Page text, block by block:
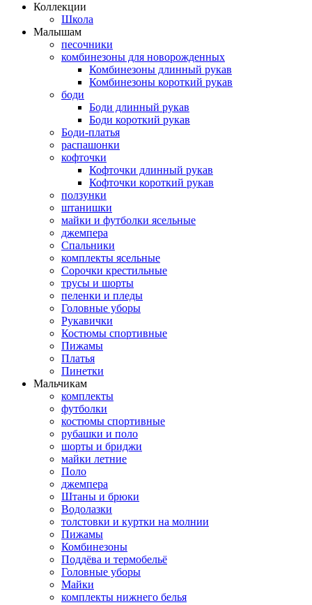
Коллекции
Школа
Малышам
песочники
комбинезоны для новорожденных
Комбинезоны длинный рукав
Комбинезоны короткий рукав
боди
Боди длинный рукав
Боди короткий рукав
Боди-платья
распашонки
кофточки
Кофточки длинный рукав
Кофточки короткий рукав
ползунки
штанишки
майки и футболки ясельные
джемпера
Спальники
комплекты ясельные
Сорочки крестильные
трусы и шорты
пеленки и пледы
Головные уборы
Рукавички
Костюмы спортивные
Пижамы
Платья
Пинетки
Мальчикам
комплекты
футболки
костюмы спортивные
рубашки и поло
шорты и бриджи
майки летние
Поло
джемпера
Штаны и брюки
Водолазки
толстовки и куртки на молнии
Пижамы
Комбинезоны
Поддёва и термобельё
Головные уборы
Майки
комплекты нижнего белья